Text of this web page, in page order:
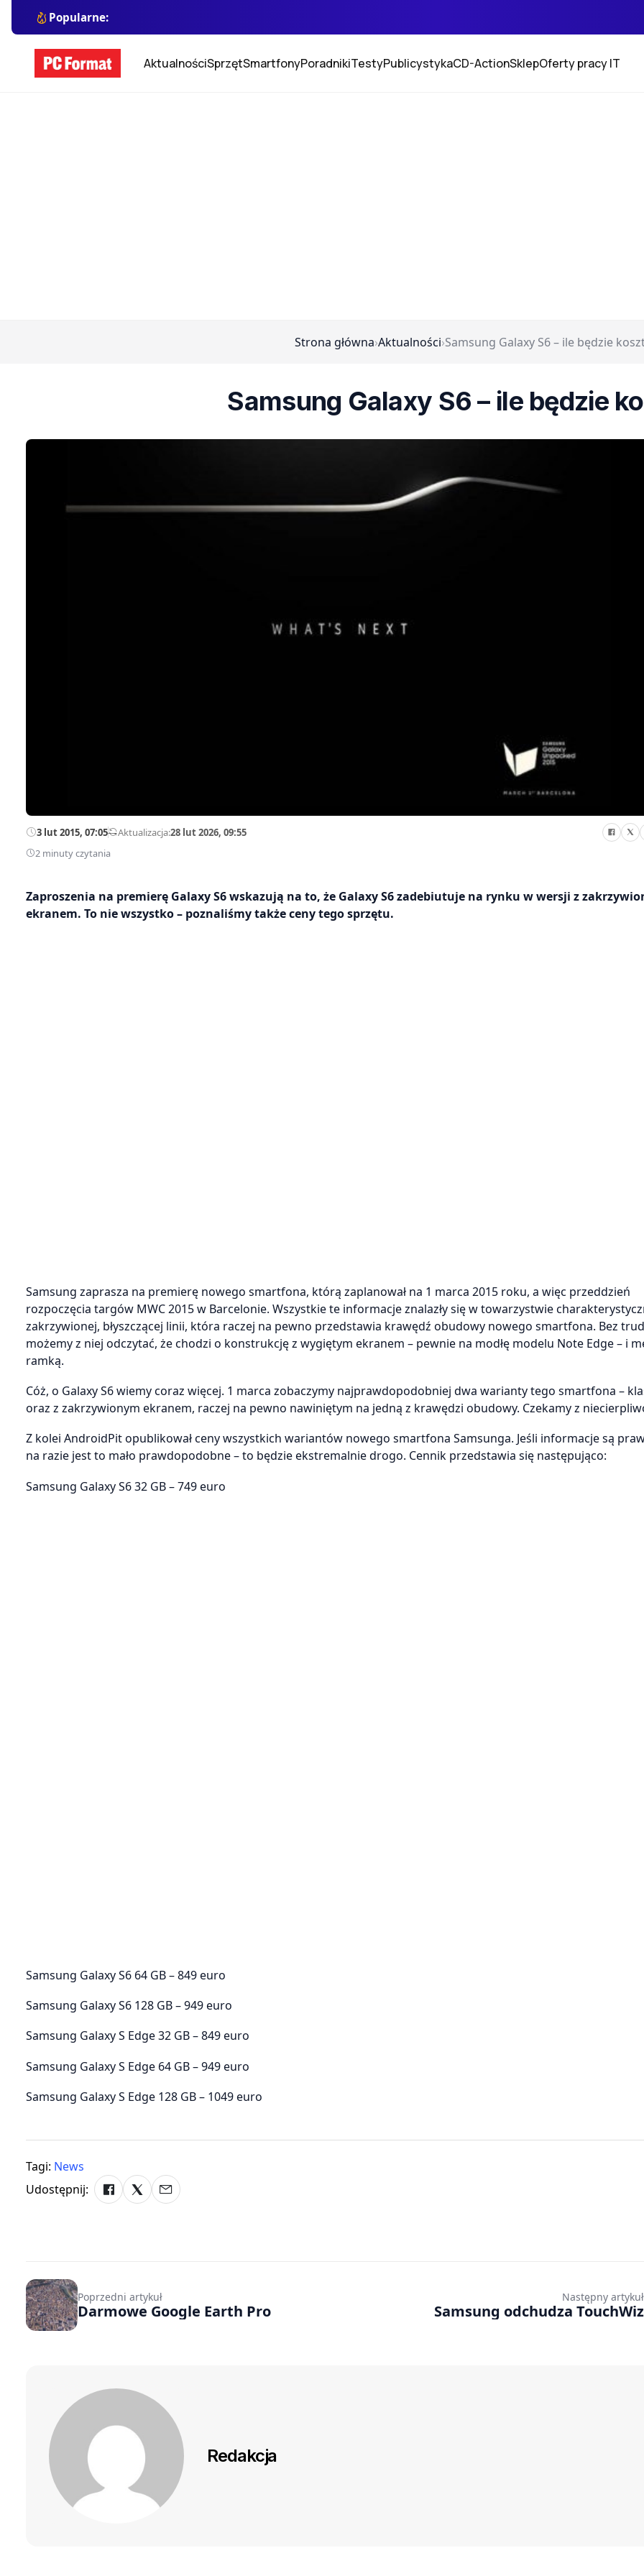
Popularne:
AktualnościSprzętSmartfonyPoradnikiTestyPublicystykaCD-ActionSklepOferty pracy IT
Strona główna›Aktualności›Samsung Galaxy S6 – ile będzie
Samsung Galaxy S6 – ile będzie
3 lut 2015, 07:05—Aktualizacja:28 lut 2026, 09:55
2 minuty czytania
Zaproszenia na premierę Galaxy S6 wskazują na to, że Galaxy S6 zadebiutuje na rynku w wersji z
ekranem. To nie wszystko – poznaliśmy także ceny tego sprzętu.
Samsung zaprasza na premierę nowego smartfona, którą zaplanował na 1 marca 2015 roku, a więc przeddzień
rozpoczęcia targów MWC 2015 w Barcelonie. Wszystkie te informacje znalazły się w towarzystwie
zakrzywionej, błyszczącej linii, która raczej na pewno przedstawia krawędź obudowy nowego smartfona. Bez
możemy z niej odczytać, że chodzi o konstrukcję z wygiętym ekranem – pewnie na modłę modelu Note Edge – i
ramką.
Cóż, o Galaxy S6 wiemy coraz więcej. 1 marca zobaczymy najprawdopodobniej dwa warianty tego smartfona –
oraz z zakrzywionym ekranem, raczej na pewno nawiniętym na jedną z krawędzi obudowy. Czekamy z
Z kolei AndroidPit opublikował ceny wszystkich wariantów nowego smartfona Samsunga. Jeśli informacje są
na razie jest to mało prawdopodobne – to będzie ekstremalnie drogo. Cennik przedstawia się następująco:
Samsung Galaxy S6 32 GB – 749 euro
Samsung Galaxy S6 64 GB – 849 euro
Samsung Galaxy S6 128 GB – 949 euro
Samsung Galaxy S Edge 32 GB – 849 euro
Samsung Galaxy S Edge 64 GB – 949 euro
Samsung Galaxy S Edge 128 GB – 1049 euro
Tagi: News
Udostępnij:
Poprzedni artykuł
Darmowe Google Earth Pro
Następny artykuł
Samsung odchudza TouchWiz
Redakcja